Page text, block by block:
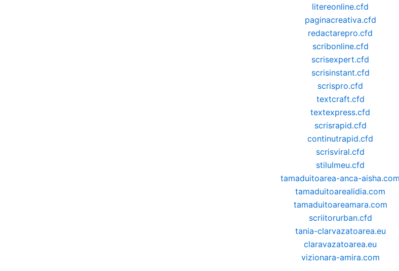
litereonline.cfd
paginacreativa.cfd
redactarepro.cfd
scribonline.cfd
scrisexpert.cfd
scrisinstant.cfd
scrispro.cfd
textcraft.cfd
textexpress.cfd
scrisrapid.cfd
continutrapid.cfd
scrisviral.cfd
stilulmeu.cfd
tamaduitoarea-anca-aisha.com
tamaduitoarealidia.com
tamaduitoareamara.com
scriitorurban.cfd
tania-clarvazatoarea.eu
claravazatoarea.eu
vizionara-amira.com